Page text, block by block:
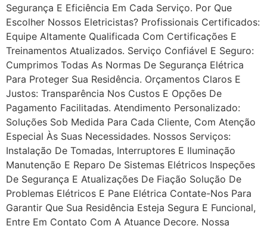
Segurança E Eficiência Em Cada Serviço. Por Que
Escolher Nossos Eletricistas? Profissionais Certificados:
Equipe Altamente Qualificada Com Certificações E
Treinamentos Atualizados. Serviço Confiável E Seguro:
Cumprimos Todas As Normas De Segurança Elétrica
Para Proteger Sua Residência. Orçamentos Claros E
Justos: Transparência Nos Custos E Opções De
Pagamento Facilitadas. Atendimento Personalizado:
Soluções Sob Medida Para Cada Cliente, Com Atenção
Especial Às Suas Necessidades. Nossos Serviços:
Instalação De Tomadas, Interruptores E Iluminação
Manutenção E Reparo De Sistemas Elétricos Inspeções
De Segurança E Atualizações De Fiação Solução De
Problemas Elétricos E Pane Elétrica Contate-Nos Para
Garantir Que Sua Residência Esteja Segura E Funcional,
Entre Em Contato Com A Atuance Decore. Nossa